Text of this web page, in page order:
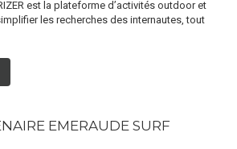
est la plateforme d’activités outdoor et
les recherches des internautes, tout
EMERAUDE SURF